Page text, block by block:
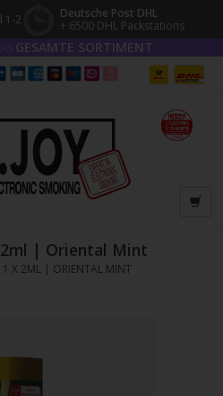
1-2
Deutsche Post DHL
+ 6500 DHL Packstations
GESAMTE SORTIMENT
| Oriental Mint
X 2ML | ORIENTAL MINT